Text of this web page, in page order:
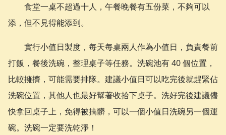
食堂一桌不超過十人，午餐晚餐有五份菜，不夠可以
添，但不見得能添到。
實行小值日製度，每天每桌兩人作為小值日，負責餐前
打飯，餐後洗碗，整理桌子等任務。洗碗池有 40 個位置，
比較擁擠，可能需要排隊。建議小值日可以吃完後就趕緊佔
洗碗位置，其他人也最好幫著收拾下桌子。洗好完後建議儘
快拿回桌子上，免得被搞髒，可以一個小值日洗碗另一個運
碗。洗碗一定要洗乾淨！